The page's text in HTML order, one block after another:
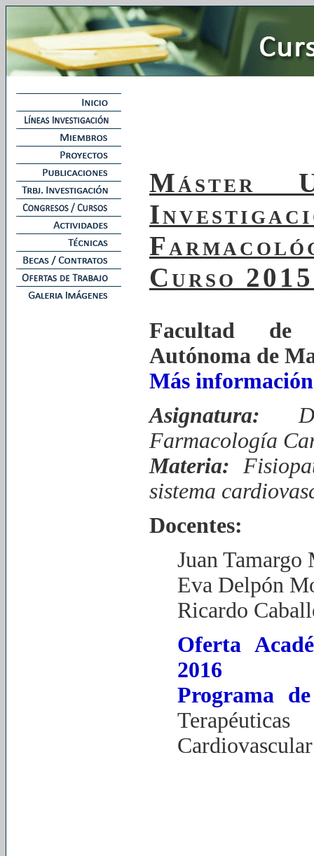
Máster
Curso
Facultad de
Autónoma de
Más información
Asignatura:
Farmacología
Materia:
sistema
Docentes:
Juan Tamargo
Eva Delpón
Ricardo
Oferta
2016
Programa
Cardiovascular